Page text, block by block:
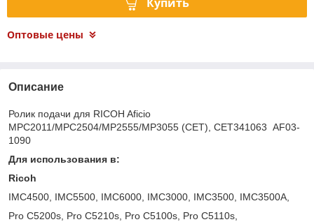
Оптовые цены
Описание
Ролик подачи для RICOH Aficio
MPC2011/MPC2504/MP2555/MP3055 (CET), CET341063 AF03-
1090
Для использования в:
Ricoh
IMC4500, IMC5500, IMC6000, IMC3000, IMC3500, IMC3500A,
Pro C5200s, Pro C5210s, Pro C5100s, Pro C5110s,